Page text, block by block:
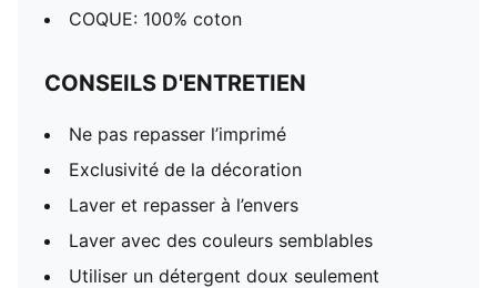
COQUE: 100% coton
CONSEILS D'ENTRETIEN
Ne pas repasser l’imprimé
Exclusivité de la décoration
Laver et repasser à l’envers
Laver avec des couleurs semblables
Utiliser un détergent doux seulement